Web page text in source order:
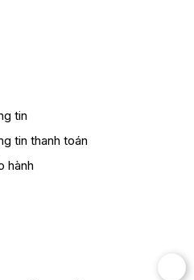
tin
tin thanh toán
hành